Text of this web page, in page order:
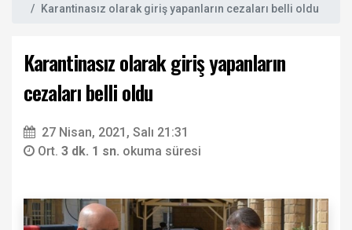
Karantinasız olarak giriş yapanların cezaları belli oldu
Karantinasız olarak giriş yapanların
cezaları belli oldu
27 Nisan, 2021, Salı 21:31
Ort. 3 dk. 1 sn. okuma süresi